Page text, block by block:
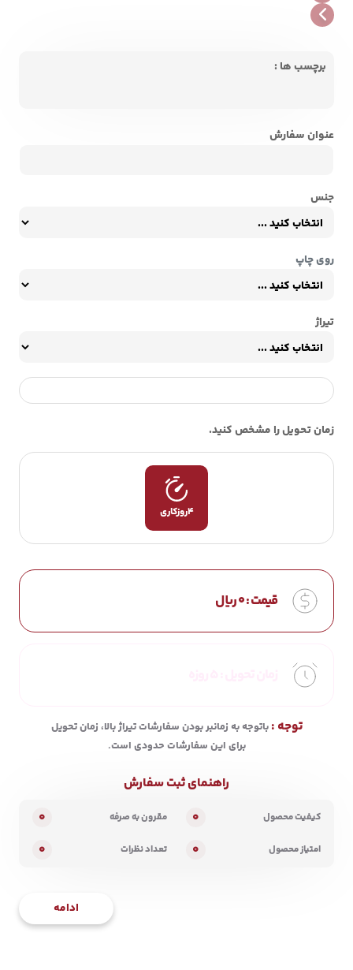
برچسب ها :
عنوان سفارش
جنس
روی چاپ
تیراژ
زمان تحویل را مشخص کنید.
4روزکاری
قیمت :0ریال
توجه :باتوجه به زمانبر بودن سفارشات تیراژ بالا، زمان تحویل
برای این سفارشات حدودی است.
راهنمای ثبت سفارش
کیفیت محصول 0 مقرون به صرفه 0
امتیاز محصول 0 تعداد نظرات 0
ادامه